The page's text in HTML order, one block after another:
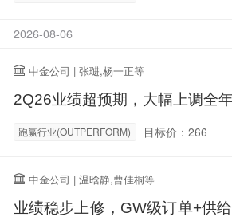
2026-08-06
中金公司 | 张琎,杨一正等
2Q26业绩超预期，大幅上调全
跑赢行业(OUTPERFORM) 目标价：266
中金公司 | 温晗静,曹佳桐等
业绩稳步上修，GW级订单+供